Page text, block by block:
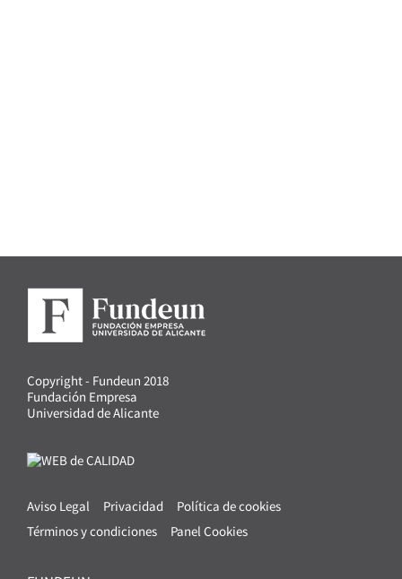
Copyright - Fundeun 2018
Fundación Empresa
Universidad de Alicante
Aviso Legal Privacidad
Política de cookies
Términos y condiciones
Panel Cookies